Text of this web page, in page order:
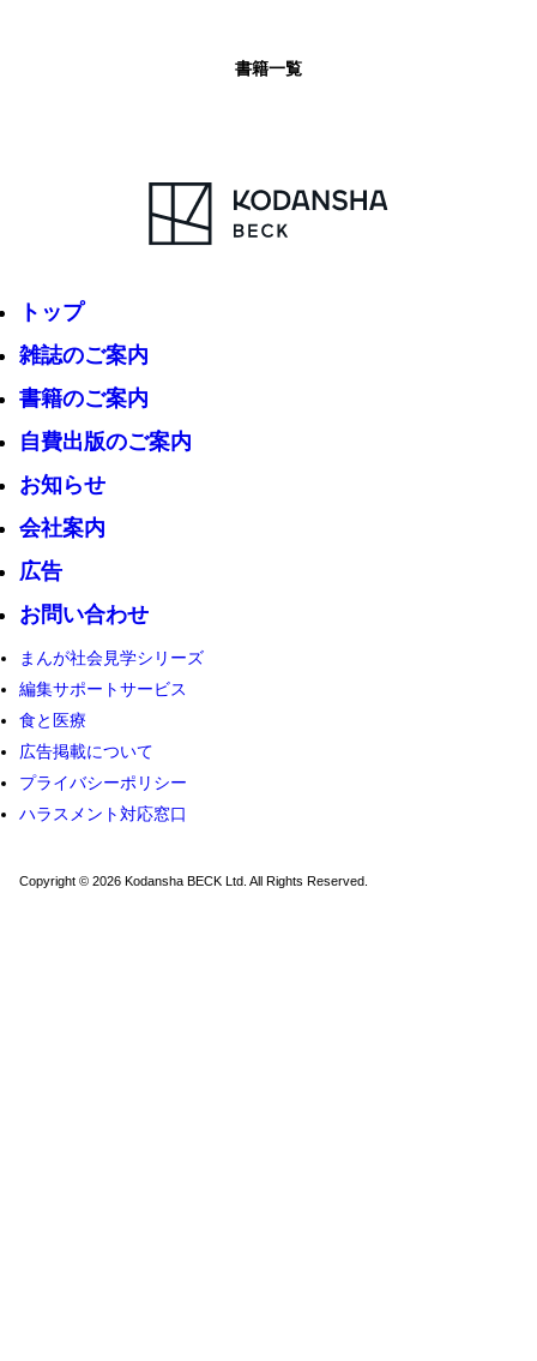
書籍一覧
トップ
雑誌のご案内
書籍のご案内
自費出版のご案内
お知らせ
会社案内
広告
お問い合わせ
まんが社会見学シリーズ
編集サポートサービス
食と医療
広告掲載について
プライバシーポリシー
ハラスメント対応窓口
Copyright © 2026 Kodansha BECK Ltd. All Rights Reserved.